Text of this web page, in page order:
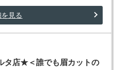
見る
タ店★＜誰でも眉カットの